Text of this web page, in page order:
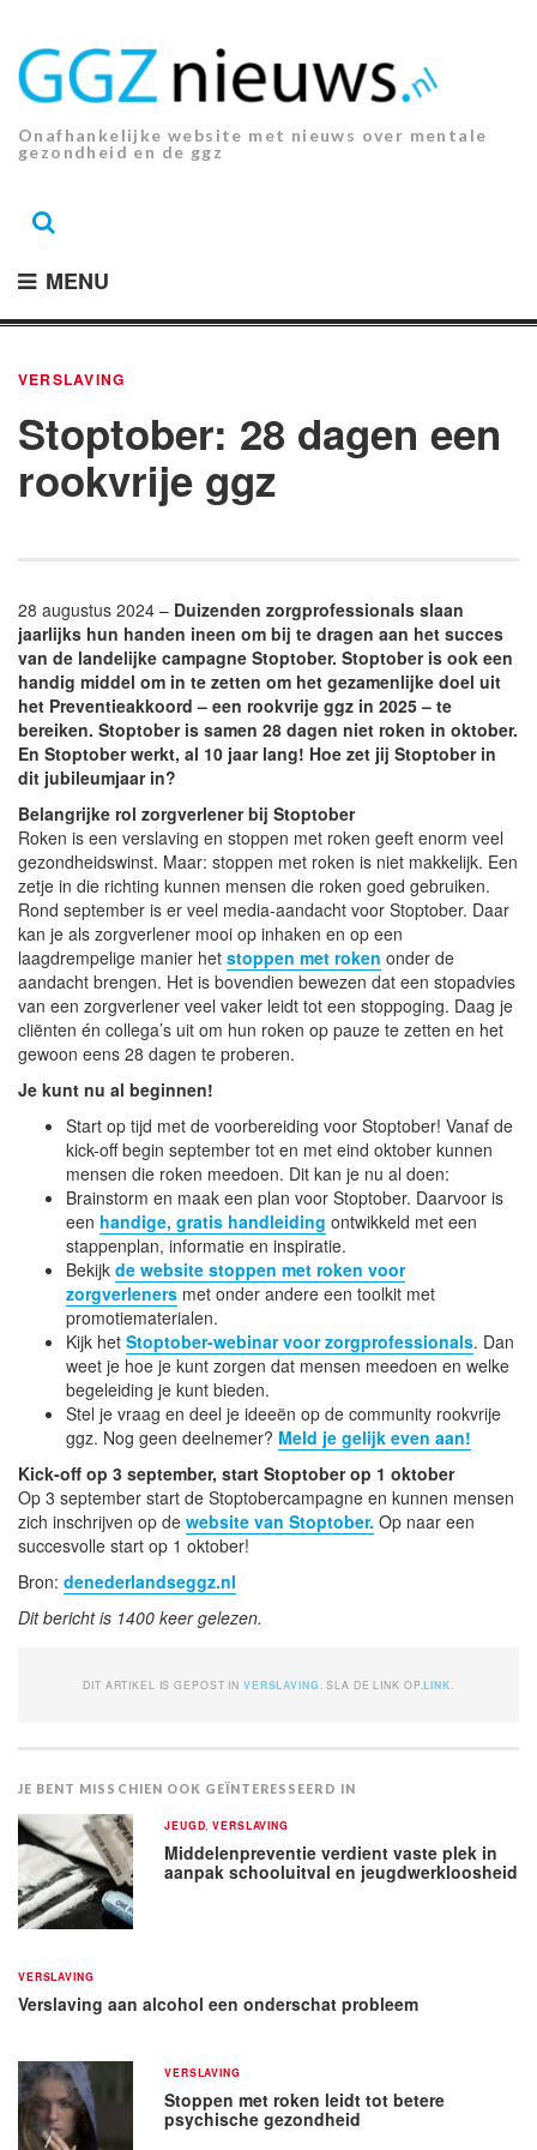
inhoud.
Onafhankelijke website met nieuws over mentale
gezondheid en de ggz
MENU
VERSLAVING
Stoptober: 28 dagen een
rookvrije ggz
28 augustus 2024 – Duizenden zorgprofessionals slaan
jaarlijks hun handen ineen om bij te dragen aan het succes
van de landelijke campagne Stoptober. Stoptober is ook een
handig middel om in te zetten om het gezamenlijke doel uit
het Preventieakkoord – een rookvrije ggz in 2025 – te
bereiken. Stoptober is samen 28 dagen niet roken in oktober.
En Stoptober werkt, al 10 jaar lang! Hoe zet jij Stoptober in
dit jubileumjaar in?
Belangrijke rol zorgverlener bij Stoptober
Roken is een verslaving en stoppen met roken geeft enorm veel
gezondheidswinst. Maar: stoppen met roken is niet makkelijk. Een
zetje in die richting kunnen mensen die roken goed gebruiken.
Rond september is er veel media-aandacht voor Stoptober. Daar
kan je als zorgverlener mooi op inhaken en op een
laagdrempelige manier het stoppen met roken onder de
aandacht brengen. Het is bovendien bewezen dat een stopadvies
van een zorgverlener veel vaker leidt tot een stoppoging. Daag je
cliënten én collega’s uit om hun roken op pauze te zetten en het
gewoon eens 28 dagen te proberen.
Je kunt nu al beginnen!
Start op tijd met de voorbereiding voor Stoptober! Vanaf de
kick-off begin september tot en met eind oktober kunnen
mensen die roken meedoen. Dit kan je nu al doen:
Brainstorm en maak een plan voor Stoptober. Daarvoor is
een handige, gratis handleiding ontwikkeld met een
stappenplan, informatie en inspiratie.
Bekijk de website stoppen met roken voor
zorgverleners met onder andere een toolkit met
promotiematerialen.
Kijk het Stoptober-webinar voor zorgprofessionals. Dan
weet je hoe je kunt zorgen dat mensen meedoen en welke
begeleiding je kunt bieden.
Stel je vraag en deel je ideeën op de community rookvrije
ggz. Nog geen deelnemer? Meld je gelijk even aan!
Kick-off op 3 september, start Stoptober op 1 oktober
Op 3 september start de Stoptobercampagne en kunnen mensen
zich inschrijven op de website van Stoptober. Op naar een
succesvolle start op 1 oktober!
Bron: denederlandseggz.nl
Dit bericht is 1400 keer gelezen.
DIT ARTIKEL IS GEPOST IN VERSLAVING . SLA DE LINK OP.LINK
JE BENT MISSCHIEN OOK GEÏNTERESSEERD IN
JEUGD ,VERSLAVING
Middelenpreventie verdient vaste plek in
aanpak schooluitval en jeugdwerkloosheid
VERSLAVING
Verslaving aan alcohol een onderschat probleem
VERSLAVING
Stoppen met roken leidt tot betere
psychische gezondheid